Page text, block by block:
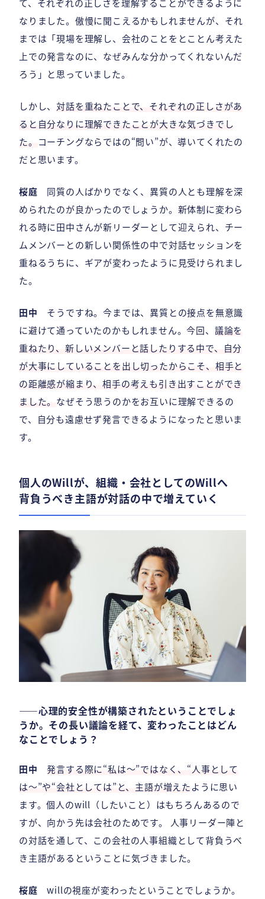
なりました。傲慢に聞こえるかもしれませんが、それ
までは「現場を理解し、会社のことをとことん考えた
上での発言なのに、なぜみんな分かってくれないんだ
ろう」と思っていました。
しかし、対話を重ねたことで、それぞれの正しさがあ
ると自分なりに理解できたことが大きな気づきでし
た。
コーチングならではの“問い”が、導いてくれたの
だと思います。
桜庭 同質の人ばかりでなく、異質の人とも理解を深
められたのが良かったのでしょうか。新体制に変わら
れる時に田中さんが新リーダーとして迎えられ、チー
ムメンバーとの新しい関係性の中で対話セッションを
重ねるうちに、ギアが変わったように見受けられまし
た。
田中 そうですね。今までは、異質との接点を無意識
に避けて通っていたのかもしれません。今回、 議論を
重ねたり、新しいメンバーと話したりする中で、自分
が大事にしていることを出し切ったからこそ、相手と
の距離感が縮まり、相手の考えも引き出すことができ
ました。 なぜそう思うのかをお互いに理解できるの
で、自分も遠慮せず発言できるようになったと思いま
す。
個人のWillが、組織・会社としてのWillへ
背負うべき主語が対話の中で増えていく
――心理的安全性が構築されたということでしょ
うか。その長い議論を経て、変わったことはどん
なことでしょう？
田中
発言する際に“私は〜”ではなく、“人事として
は〜”や“会社としては”と、主語が増えたように思い
ます。個人のwill（したいこと）はもちろんあるので
すが、向かう先は会社のためです。 人事リーダー陣と
の対話を通して、この会社の人事組織として背負うべ
き主語があるということに気づきました。
桜庭 willの視座が変わったということでしょうか。